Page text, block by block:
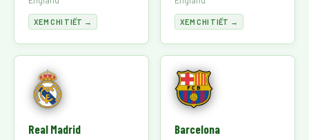
XEM CHI TIẾT → XEM CHI TIẾT →
Real Madrid Barcelona